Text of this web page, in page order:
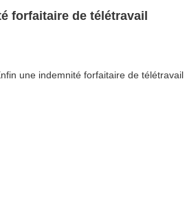
forfaitaire de télétravail